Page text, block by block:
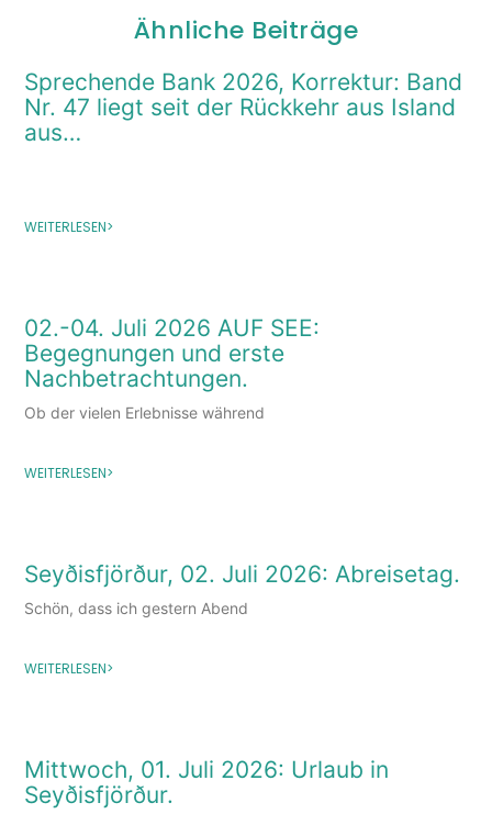
Ähnliche Beiträge
Sprechende Bank 2026, Korrektur: Band
Nr. 47 liegt seit der Rückkehr aus Island
aus…
WEITERLESEN>
02.-04. Juli 2026 AUF SEE:
Begegnungen und erste
Nachbetrachtungen.
Ob der vielen Erlebnisse während
WEITERLESEN>
Seyðisfjörður, 02. Juli 2026: Abreisetag.
Schön, dass ich gestern Abend
WEITERLESEN>
Mittwoch, 01. Juli 2026: Urlaub in
Seyðisfjörður.